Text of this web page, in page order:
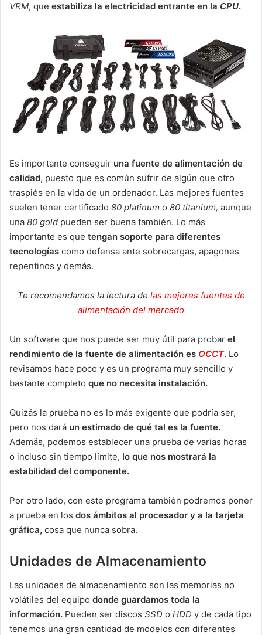
VRM, que estabiliza la electricidad entrante en la CPU.
Es importante conseguir una fuente de alimentación de
calidad, puesto que es común sufrir de algún que otro
traspiés en la vida de un ordenador. Las mejores fuentes
suelen tener certificado 80 platinum o 80 titanium, aunque
una 80 gold pueden ser buena también. Lo más
importante es que tengan soporte para diferentes
tecnologías como defensa ante sobrecargas, apagones
repentinos y demás.
Te recomendamos la lectura de las mejores fuentes de
alimentación del mercado
Un software que nos puede ser muy útil para probar el
rendimiento de la fuente de alimentación es OCCT. Lo
revisamos hace poco y es un programa muy sencillo y
bastante completo que no necesita instalación.
Quizás la prueba no es lo más exigente que podría ser,
pero nos dará un estimado de qué tal es la fuente.
Además, podemos establecer una prueba de varias horas
o incluso sin tiempo límite, lo que nos mostrará la
estabilidad del componente.
Por otro lado, con este programa también podremos poner
a prueba en los dos ámbitos al procesador y a la tarjeta
gráfica, cosa que nunca sobra.
Unidades de Almacenamiento
Las unidades de almacenamiento son las memorias no
volátiles del equipo donde guardamos toda la
información. Pueden ser discos SSD o HDD y de cada tipo
tenemos una gran cantidad de modelos con diferentes